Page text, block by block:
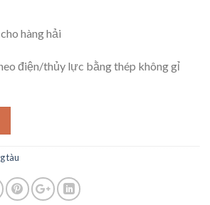
hàng hải
điện/thủy lực bằng thép không gỉ
tàu